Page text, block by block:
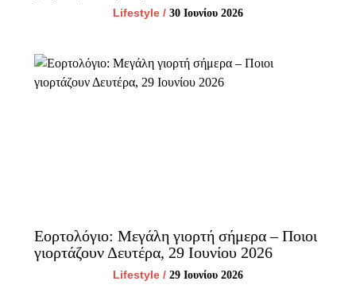
Lifestyle / 30 Ιουνίου 2026
Εορτολόγιο: Μεγάλη γιορτή σήμερα – Ποιοι
γιορτάζουν Δευτέρα, 29 Ιουνίου 2026
Lifestyle / 29 Ιουνίου 2026